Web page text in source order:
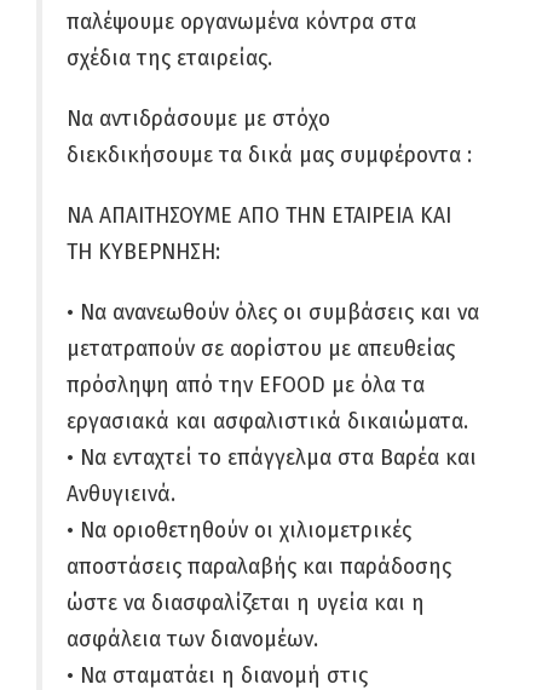
παλέψουμε οργανωμένα κόντρα στα
σχέδια της εταιρείας.
Να αντιδράσουμε με στόχο
διεκδικήσουμε τα δικά μας συμφέροντα :
ΝΑ ΑΠΑΙΤHΣΟΥΜΕ ΑΠΟ ΤΗΝ ΕΤΑΙΡΕΙΑ ΚΑΙ
ΤΗ ΚΥΒΕΡΝΗΣΗ:
• Να ανανεωθούν όλες οι συμβάσεις και να
μετατραπούν σε αορίστου με απευθείας
πρόσληψη από την EFOOD με όλα τα
εργασιακά και ασφαλιστικά δικαιώματα.
• Να ενταχτεί το επάγγελμα στα Βαρέα και
Ανθυγιεινά.
• Να οριοθετηθούν οι χιλιομετρικές
αποστάσεις παραλαβής και παράδοσης
ώστε να διασφαλίζεται η υγεία και η
ασφάλεια των διανομέων.
• Να σταματάει η διανομή στις